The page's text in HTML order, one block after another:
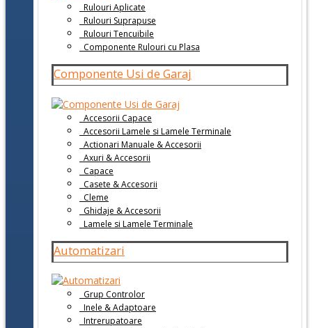
Rulouri Aplicate
Rulouri Suprapuse
Rulouri Tencuibile
Componente Rulouri cu Plasa
Componente Usi de Garaj
Accesorii Capace
Accesorii Lamele si Lamele Terminale
Actionari Manuale & Accesorii
Axuri & Accesorii
Capace
Casete & Accesorii
Cleme
Ghidaje & Accesorii
Lamele si Lamele Terminale
Automatizari
Grup Controlor
Inele & Adaptoare
Intrerupatoare